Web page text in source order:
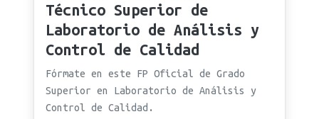
Técnico Superior de
Laboratorio de Análisis y
Control de Calidad
Fórmate en este FP Oficial de Grado
Superior en Laboratorio de Análisis y
Control de Calidad.